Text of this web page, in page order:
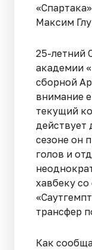
Максим
25-летний
академии
сборной
внимание
текущий
действует
сезоне он
голов и
хавбеку
трансфер
Как